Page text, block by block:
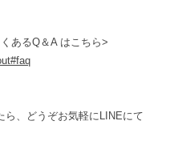
あるQ＆A はこちら>
ら、どうぞお気軽にLINEにて